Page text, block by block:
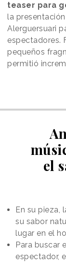
teaser para
la
Alerguersuari
espectadores.
pequeños
permitió
el
En su pieza,
su sabor
lugar en el
Para buscar
espectador,